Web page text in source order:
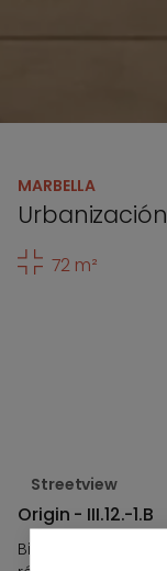
MARBELLA
72 m²
Streetview
Origin - III.12.-1.B
Bienvenue à